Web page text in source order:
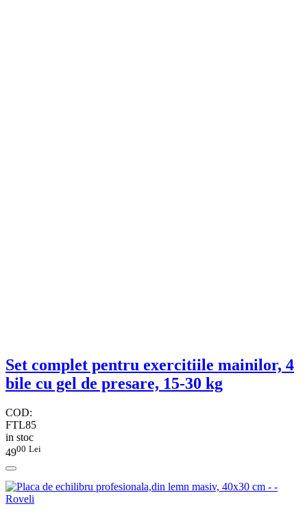
Set complet pentru exercitiile mainilor, 4
bile cu gel de presare, 15-30 kg
COD:
FTL85
in stoc
4900 Lei